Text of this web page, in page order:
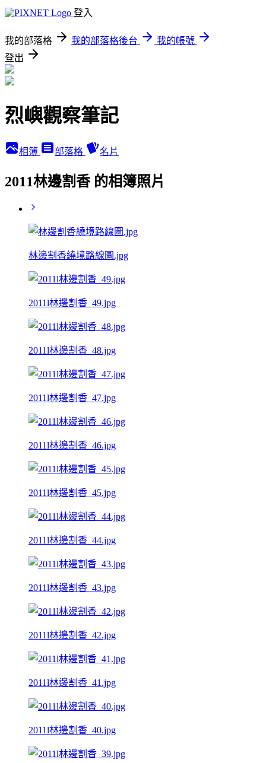
登入
我的部落格 我的部落格後台
我的帳號
登出
烈嶼觀察筆記
相簿 部落格 名片
2011林邊割香 的相簿照片
林邊割香繞境路線圖.jpg
2011l林邊割香_49.jpg
2011l林邊割香_48.jpg
2011l林邊割香_47.jpg
2011l林邊割香_46.jpg
2011l林邊割香_45.jpg
2011l林邊割香_44.jpg
2011l林邊割香_43.jpg
2011l林邊割香_42.jpg
2011l林邊割香_41.jpg
2011l林邊割香_40.jpg